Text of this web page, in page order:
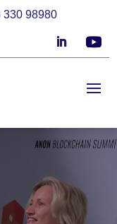
330 98980